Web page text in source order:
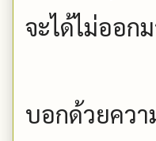
จะได้ไม่ออก
บอกด้วยควา